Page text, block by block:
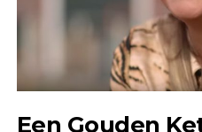
Een Gouden